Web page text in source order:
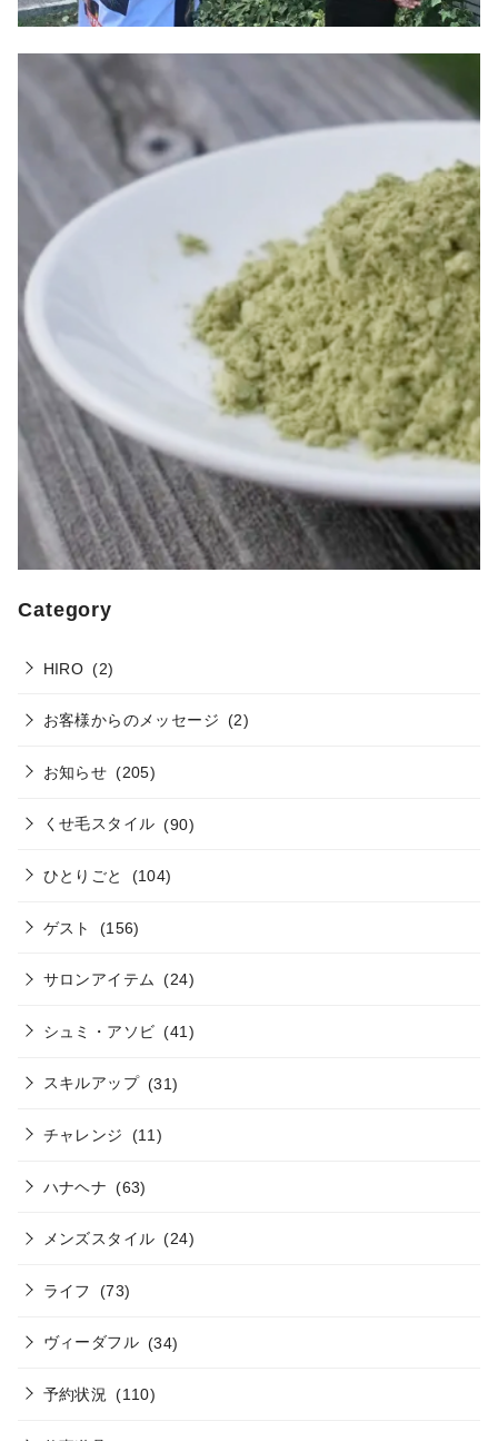
Category
HIRO (2)
お客様からのメッセージ (2)
お知らせ (205)
くせ毛スタイル (90)
ひとりごと (104)
ゲスト (156)
サロンアイテム (24)
シュミ・アソビ (41)
スキルアップ (31)
チャレンジ (11)
ハナヘナ (63)
メンズスタイル (24)
ライフ (73)
ヴィーダフル (34)
予約状況 (110)